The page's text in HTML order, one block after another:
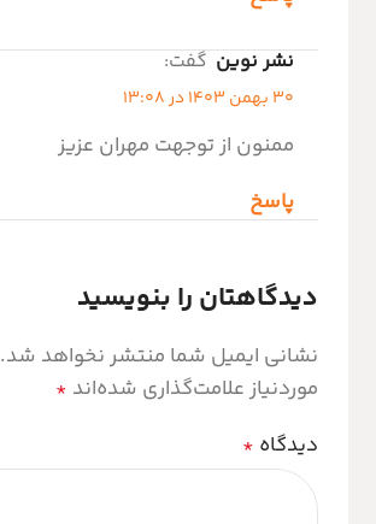
نشر نوین گفت:
30 بهمن 1403 در 13:08
ممنون از توجهت مهران عزیز
پاسخ
دیدگاهتان را بنویسید
نشانی ایمیل شما منتشر نخواهد شد.
موردنیاز علامت‌گذاری شده‌اند *
دیدگاه *